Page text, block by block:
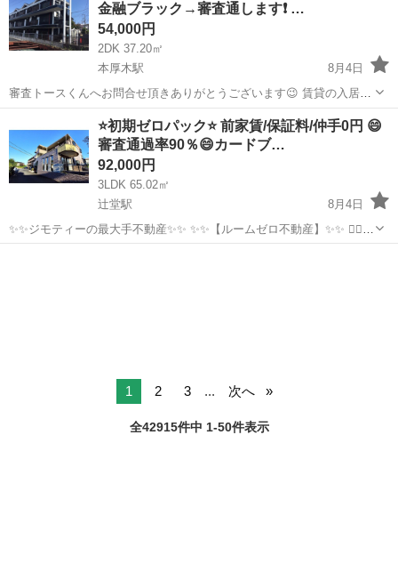
金融ブラック→審査通します❗️ …
54,000円
2DK 37.20㎡
本厚木駅
8月4日
審査トースくんへお問合せ頂きありがとうございます😉 賃貸の入居審
査で苦戦しているあなた 審査が不安で一歩踏み出せないあなた ご安心
ください✨✨ 審査は通るものではなく、通すものです！ 『審査トース
くん』...
本厚木駅 マンション 物件
⭐️初期ゼロパック⭐️ 前家賃/保証料/仲手0円 😄
審査通過率90％😄カードブ…
92,000円
3LDK 65.02㎡
辻堂駅
8月4日
✨✨ジモティーの最大手不動産✨✨ ✨✨【ルームゼロ不動産】✨✨ 🙇‍♂️
🙇‍♂️賃貸の成約件数800件を突破❗️❗️ 🏆🏆🏆🏆🏆🏆🏆🏆🏆🏆🏆🏆 サービ
1 2 3 ... 次へ
全42915件中 1-50件表示